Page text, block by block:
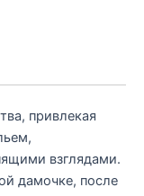
привлекая
взглядами.
дамочке, после